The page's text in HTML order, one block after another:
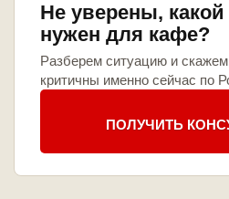
Не уверены, какой
нужен для кафе?
Разберем ситуацию и
критичны именно сейчас по
ПОЛУЧИТЬ